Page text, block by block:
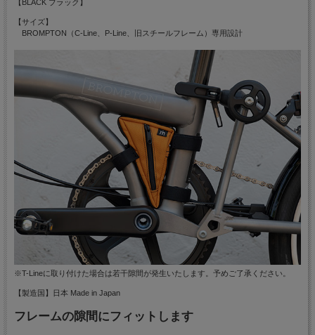
【BLACK ブラック】
【サイズ】
BROMPTON（C-Line、P-Line、旧スチールフレーム）専用設計
※T-Lineに取り付けた場合は若干隙間が発生いたします。予めご了承ください。
【製造国】日本 Made in Japan
フレームの隙間にフィットします